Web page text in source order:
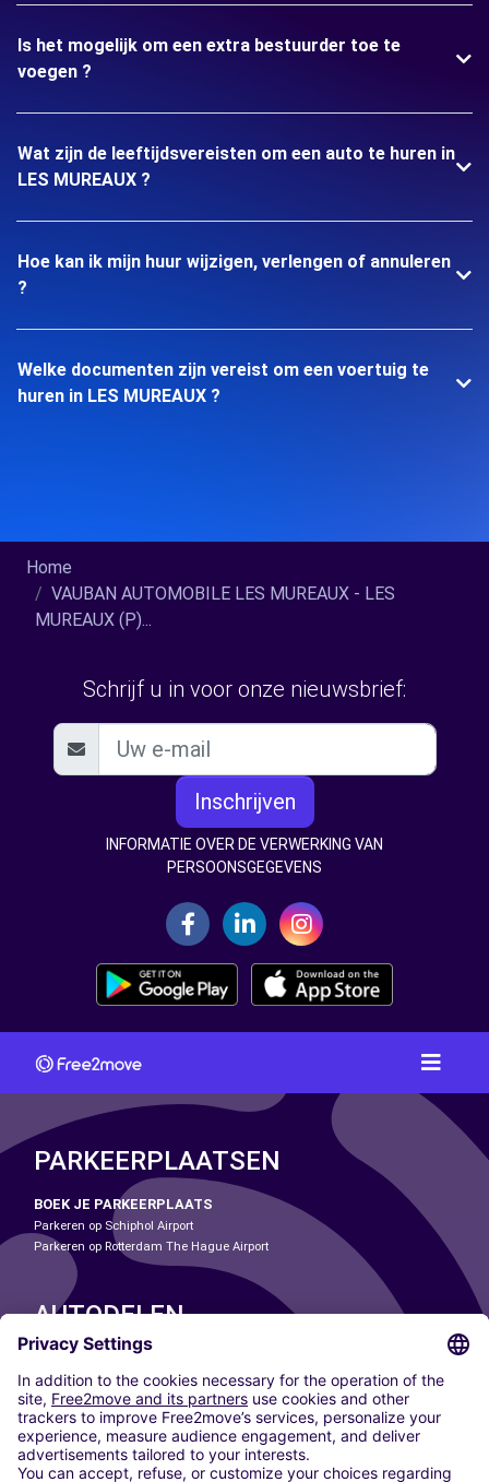
Is het mogelijk om een extra bestuurder toe te
voegen ?
Wat zijn de leeftijdsvereisten om een auto te huren in
LES MUREAUX ?
Hoe kan ik mijn huur wijzigen, verlengen of annuleren
?
Welke documenten zijn vereist om een voertuig te
huren in LES MUREAUX ?
Home
VAUBAN AUTOMOBILE LES MUREAUX - LES
MUREAUX (P)...
Schrijf u in voor onze nieuwsbrief:
Inschrijven
INFORMATIE OVER DE VERWERKING VAN
PERSOONSGEGEVENS
PARKEERPLAATSEN
BOEK JE PARKEERPLAATS
Parkeren op Schiphol Airport
Parkeren op Rotterdam The Hague Airport
AUTODELEN
ONZE STEDEN
Paris
Madrid
Washington DC
Milaan
Rome